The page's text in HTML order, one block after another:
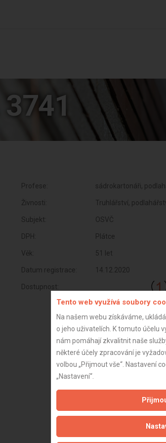
3741
Profese: sádrokartonáři,
Živnosti: Truhlářství,
Subjekt: OSVČ
DPH: Plátce
Věk: 51 let
Datum registrace: 14.12.2020
Dostupnost:
Tento web využívá soubory
Na našem webu získáváme,
o jeho uživatelích. K tomuto účelu
nám pomáhají zkvalitnit naše
některé účely zpracování je
volbou „Přijmout vše“. Nastavení
„Nastavení“.